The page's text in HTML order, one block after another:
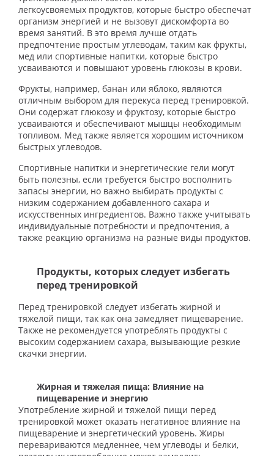
легкоусвояемых продуктов, которые быстро обеспечат
организм энергией и не вызовут дискомфорта во
время занятий. В это время лучше отдать
предпочтение простым углеводам, таким как фрукты,
мед или спортивные напитки, которые быстро
усваиваются и повышают уровень глюкозы в крови.
Фрукты, например, банан или яблоко, являются
отличным выбором для перекуса перед тренировкой.
Они содержат глюкозу и фруктозу, которые быстро
усваиваются и обеспечивают мышцы необходимым
топливом. Мед также является хорошим источником
быстрых углеводов.
Спортивные напитки и энергетические гели могут
быть полезны, если требуется быстро восполнить
запасы энергии, но важно выбирать продукты с
низким содержанием добавленного сахара и
искусственных ингредиентов. Важно также учитывать
индивидуальные потребности и предпочтения, а
также реакцию организма на разные виды продуктов.
Продукты, которых следует избегать
перед тренировкой
Перед тренировкой следует избегать жирной и
тяжелой пищи, так как она замедляет пищеварение.
Также не рекомендуется употреблять продукты с
высоким содержанием сахара, вызывающие резкие
скачки энергии.
Жирная и тяжелая пища: Влияние на
пищеварение и энергию
Употребление жирной и тяжелой пищи перед
тренировкой может оказать негативное влияние на
пищеварение и энергетический уровень. Жиры
перевариваются медленнее, чем углеводы и белки,